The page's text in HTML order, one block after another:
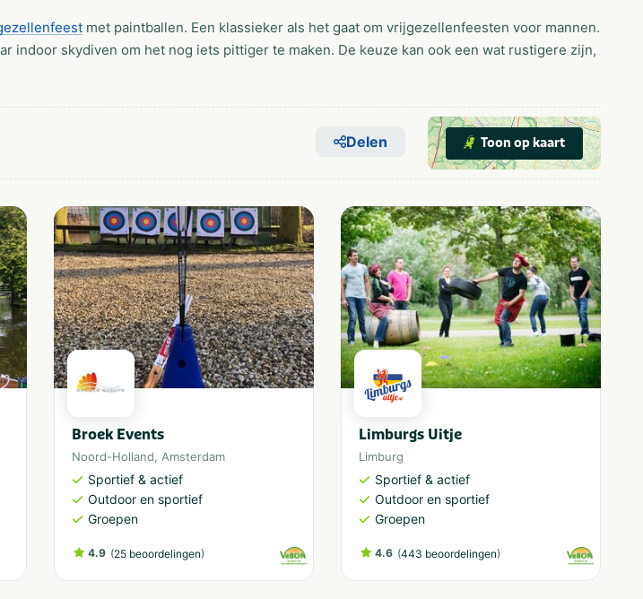
met paintballen. Een klassieker als het gaat om vrijgezellenfeesten voor mannen.
indoor skydiven om het nog iets pittiger te maken. De keuze kan ook een wat rustigere zijn,
Delen Toon op kaart
Broek Events
Noord-Holland, Amsterdam
Sportief & actief
Outdoor en sportief
Groepen
4.9 (25 beoordelingen)
Limburgs Uitje
Limburg
Sportief & actief
Outdoor en sportief
Groepen
4.6 (443 beoordelingen)